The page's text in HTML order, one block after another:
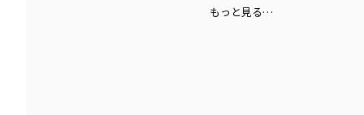
もっと見る…